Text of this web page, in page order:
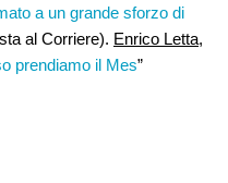
a un grande sforzo di
al Corriere). Enrico Letta,
prendiamo il Mes”